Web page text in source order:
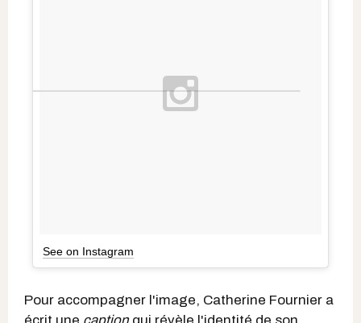
See on Instagram
Pour accompagner l'image, Catherine Fournier a